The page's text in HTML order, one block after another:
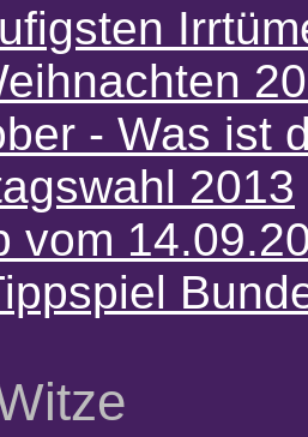
- Was ist
2013
vom